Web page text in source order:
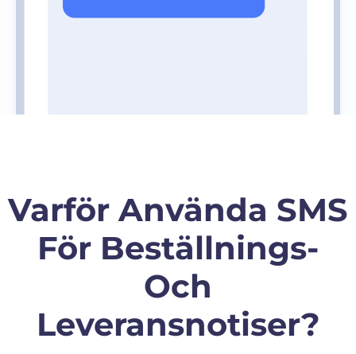
Varför Använda SMS
För Beställnings-
Och
Leveransnotiser?